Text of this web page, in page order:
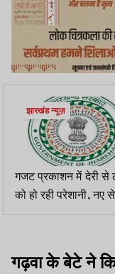
झारखंड न्यूज़
गजट प्रकाशन में देरी से
को हो रही परेशानी, नए
ऑफिसर की पोस्टिंग नहीं
गढ़वा के बेटे ने